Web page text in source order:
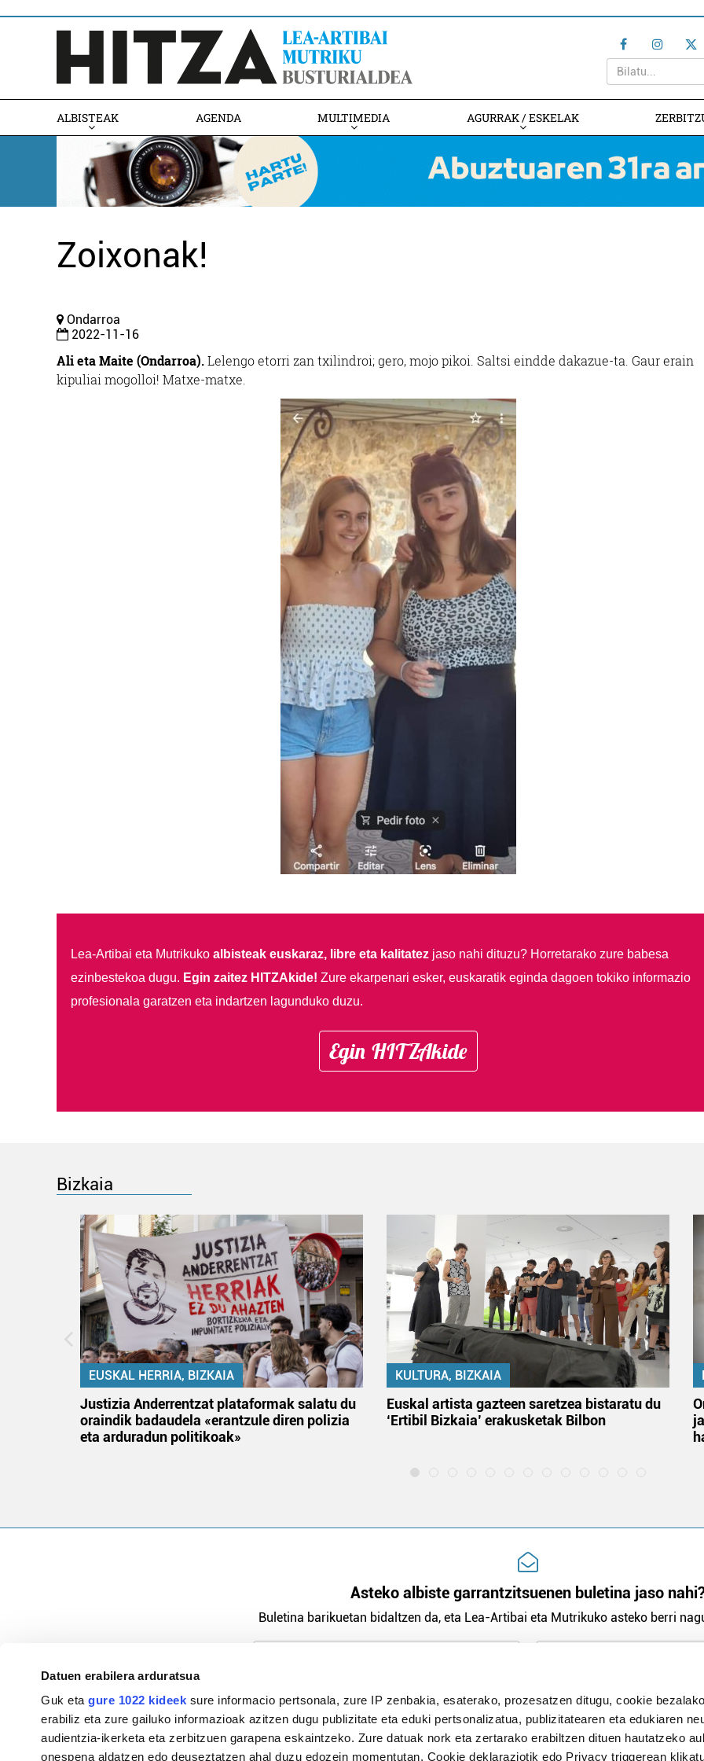
Datuen erabilera arduratsua
Guk etagure 1022 kideek sure informacio pertsonala, zure IP zenbakia, esaterako, prozesatzen ditugu, cookie
erabiliz eta zure gailuko informazioak azitzen dugu publizitate eta eduki pertsonalizatua, publizitatearen eta edukiaren
audientzia-ikerketa eta zerbitzuen garapena eskaintzeko. Zure datuak nork eta zertarako erabiltzen dituen hautatzeko
onespena aldatzen edo deuseztatzen ahal duzu edozein momentutan, Cookie deklaraziotik edo Privacy triggerean
ALBISTEAK AGENDA MULTIMEDIA AGURRAK / ESKELAK
Zoixonak!
Ondarroa
2022-11-16
Ali eta Maite (Ondarroa).Lelengo etorri zan txilindroi; gero, mojo pikoi. Saltsi eindde dakazue-ta. Gaur erain
kipuliai mogolloi! Matxe-matxe.
Lea-Artibai eta Mutrikuko albisteak euskaraz, libre eta kalitatezjaso nahi dituzu? Horretarako zure babesa
ezinbestekoa dugu. Egin zaitez HITZAkide! Zure ekarpenari esker, euskaratik eginda dagoen tokiko informazio
profesionala garatzen eta indartzen lagunduko duzu.
Egin HITZAkide
Bizkaia
EUSKAL HERRIA, BIZKAIA
Justizia Anderrentzat plataformak salatu du
oraindik badaudela «erantzule diren polizia
eta arduradun politikoak»
KULTURA, BIZKAIA
Euskal artista gazteen saretzea bistaratu du
‘Ertibil Bizkaia’ erakusketak Bilbon
Asteko albiste garrantzitsuenen buletina jaso
Buletina barikuetan bidaltzen da, eta Lea-Artibai eta Mutrikuko asteko berri